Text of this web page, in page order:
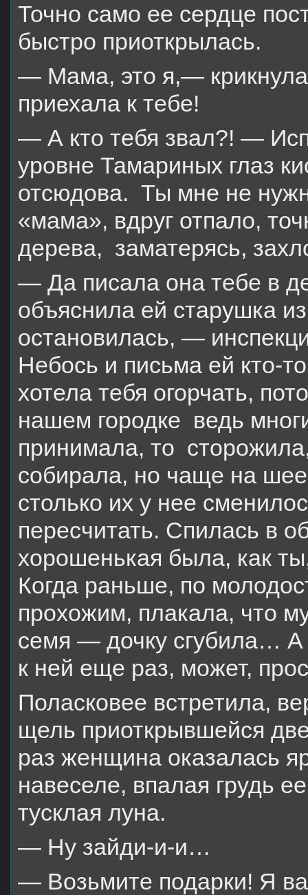
Точно само ее сердце
быстро приоткрылась.
— Мама, это я,—
приехала к тебе!
— А кто тебя звал?! —
уровне Тамариных глаз
отсюдова. Ты мне не
«мама», вдруг отпало,
дерева, заматерясь,
— Да писала она тебе в
объяснила ей старушка
остановилась, —
Небось и письма ей кто-
хотела тебя огорчать,
нашем городке ведь
принимала, то
собирала, но чаще на
столько их у нее
пересчитать. Спилась в
хорошенькая была, как
Когда раньше, по
прохожим, плакала, что
семя — дочку сгубила…
к ней еще раз, может,
Поласковее встретила,
щель приоткрывшейся
раз женщина оказалась
навеселе, впалая грудь
тусклая луна.
— Ну зайди-и-и…
— Возьмите подарки! Я